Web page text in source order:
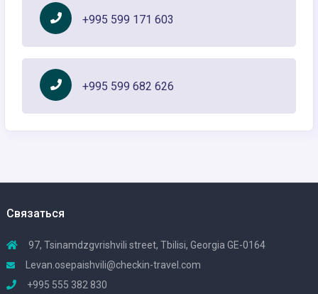
+995 599 171 603
+995 599 682 626
Связаться
97, Tsinamdzgvrishvili street, Tbilisi, Georgia GE-0164
Levan.osepaishvili@checkin-travel.com
+995 555 382 830